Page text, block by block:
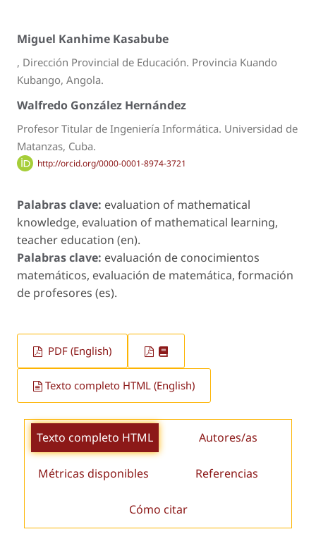
Miguel Kanhime Kasabube
, Dirección Provincial de Educación. Provincia Kuando
Kubango, Angola.
Walfredo González Hernández
Profesor Titular de Ingeniería Informática. Universidad de
Matanzas, Cuba.
http://orcid.org/0000-0001-8974-3721
Palabras clave: evaluation of mathematical
knowledge, evaluation of mathematical learning,
teacher education (en).
Palabras clave: evaluación de conocimientos
matemáticos, evaluación de matemática, formación
de profesores (es).
PDF (English)
Texto completo HTML (English)
Texto completo HTML Autores/as
Métricas disponibles Referencias
Cómo citar